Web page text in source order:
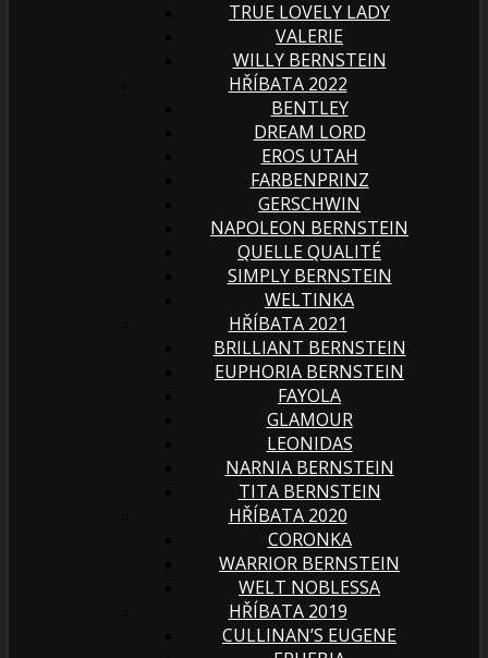
TRUE LOVELY LADY
VALERIE
WILLY BERNSTEIN
HŘÍBATA 2022
BENTLEY
DREAM LORD
EROS UTAH
FARBENPRINZ
GERSCHWIN
NAPOLEON BERNSTEIN
QUELLE QUALITÉ
SIMPLY BERNSTEIN
WELTINKA
HŘÍBATA 2021
BRILLIANT BERNSTEIN
EUPHORIA BERNSTEIN
FAYOLA
GLAMOUR
LEONIDAS
NARNIA BERNSTEIN
TITA BERNSTEIN
HŘÍBATA 2020
CORONKA
WARRIOR BERNSTEIN
WELT NOBLESSA
HŘÍBATA 2019
CULLINAN’S EUGENE